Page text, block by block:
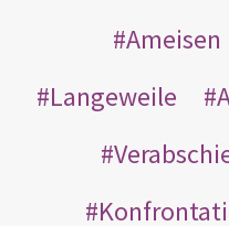
Ameisen
Langeweile